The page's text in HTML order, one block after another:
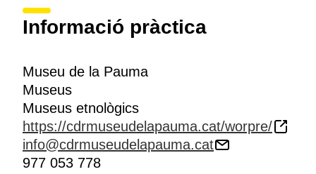
Informació pràctica
Museu de la Pauma
Museus
Museus etnològics
https://cdrmuseudelapauma.cat/worpre/
info@cdrmuseudelapauma.cat
977 053 778